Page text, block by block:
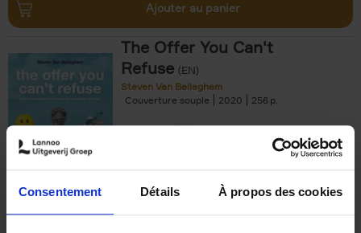
Consentement Détails À propos des cookies
Ajouter au panier
The Offer You Can't
Refuse (EN)
Steven Van Belleghem
Couverture souple
2020 256
€37,50